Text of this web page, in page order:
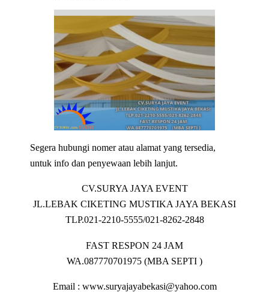
Segera hubungi nomer atau alamat yang tersedia,
untuk info dan penyewaan lebih lanjut.
CV.SURYA JAYA EVENT
JL.LEBAK CIKETING MUSTIKA JAYA BEKASI
TLP.021-2210-5555/021-8262-2848
FAST RESPON 24 JAM
WA.087770701975 (MBA SEPTI )
Email : www.suryajayabekasi@yahoo.com